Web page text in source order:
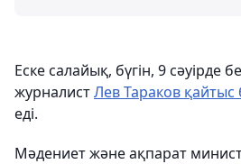
Еске салайық, бүгін, 9 сәуірде
журналистЛев Тараков қайтыс
еді.
Мәдениет және ақпарат